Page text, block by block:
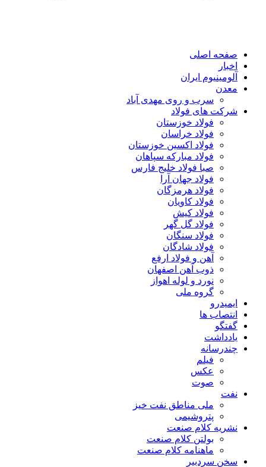
صفحه اصلی
اخبار
آلومینیوم ایران
معدن
سرب و روی مهدی آباد
شرکت های فولاد
فولاد خوزستان
فولاد خراسان
فولاد اکسین خوزستان
فولاد مبارکه سپاهان
صبا فولاد خلیج فارس
فولاد جهان آرا
فولاد هرمزگان
فولاد کاویان
فولاد کیش
فولاد گل گهر
فولاد سنگان
فولاد شادگان
آهن و فولاد ارفع
ذوب آهن اصفهان
نورد و لوله اهواز
گروه ملی
ایمیدرو
انتصاب ها
گفتگو
یادداشت
چندرسانه
فیلم
عکس
صوت
نفت
ملی مناطق نفت خیز
پتروشیمی
نشریه کلام صنعت
بولتن کلام صنعت
ماهنامه کلام صنعت
سخن سردبیر